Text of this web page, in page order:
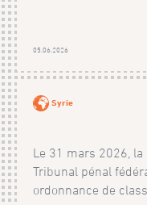
05.06.2026
Syrie
Le 31 mars 2026,
Tribunal pénal
ordonnance de